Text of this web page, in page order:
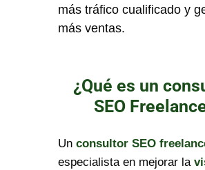
más tráfico cualificado y
más ventas.
¿Qué es un
SEO
Un consultor SEO
especialista en mejorar la